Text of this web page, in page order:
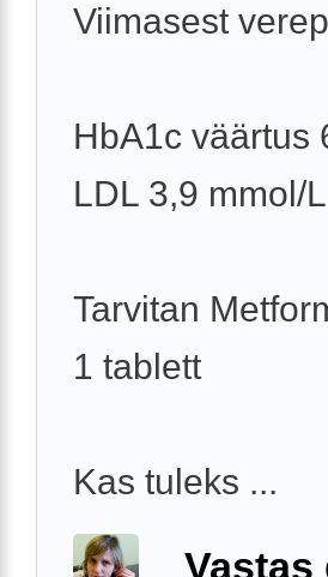
Viimasest
HbA1c väärtus
LDL 3,9 mmol/L
Tarvitan
1 tablett
Kas tuleks ...